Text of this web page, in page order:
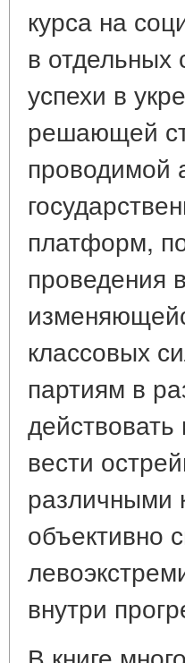
курса на
в отдельных
успехи в
решающей
проводимой
платформ,
проведения
классовых
партиям в
вести
различными
объективно
внутри